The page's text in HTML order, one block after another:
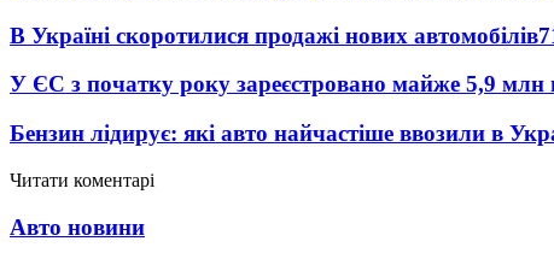
В Україні скоротилися продажі нових автомобілів
У ЄС з початку року зареєстровано майже 5,9 млн
Бензин лідирує: які авто найчастіше ввозили в
Читати коментарі
Авто новини